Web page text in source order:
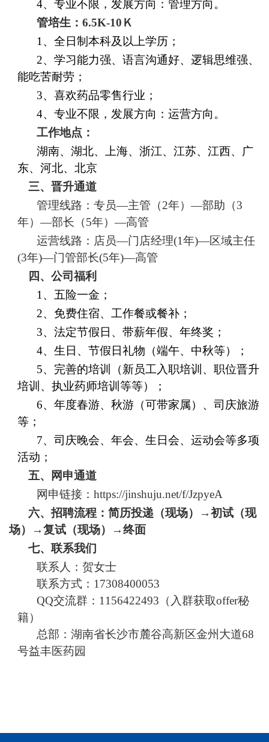
4、专业不限，发展方向：管理方向。
管培生： 6.5K-10Ｋ
1、全日制 本科及以上学历；
2、学习能力强、语言沟通好、逻辑思维强、
能吃苦耐劳；
3、喜欢药品零售行业；
4、专业不限，发展方向：运营方向。
工作地点：
湖南、湖北、上海、浙江、江苏、江西、广
东、河北、北京
三、晋升通道
管理线路：专员—主管（2年）—部助（3
年）—部长（5年）—高管
运营线路：店员—门店经理(1年)—区域主任
(3年)—门管部长(5年)—高管
四、公司福利
1、五险一金；
2、免费住宿、工作餐或餐补；
3、法定节假日、带薪年假、年终奖；
4、生日、节假日礼物（端午、中秋等）；
5、完善的培训（新员工入职培训、职位晋升
培训、执业药师培训等等）；
6、年度春游、秋游（可带家属）、司庆旅游
等；
7、司庆晚会、年会、生日会、运动会等多项
活动；
五、网申通道
网申链接： https://jinshuju.net/f/JzpyeA
六、招聘流程：简历投递 （现场） →初试 （现
场） →复试 （现场）
→终面
七、 联系我们
联系人： 贺女士
联系方式： 1 7308400053
QQ交流群： 1156422493（入群获取offer秘
籍）
总部：湖南省长沙市麓谷高新区金州大道68
号益丰医药园